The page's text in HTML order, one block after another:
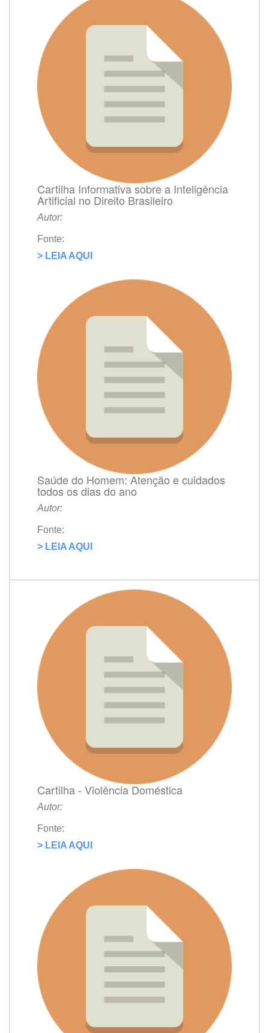
Cartilha Informativa sobre a Inteligência
Artificial no Direito Brasileiro
Autor:
Fonte:
> LEIA AQUI
Saúde do Homem: Atenção e cuidados
todos os dias do ano
Autor:
Fonte:
> LEIA AQUI
Cartilha - Violência Doméstica
Autor:
Fonte:
> LEIA AQUI